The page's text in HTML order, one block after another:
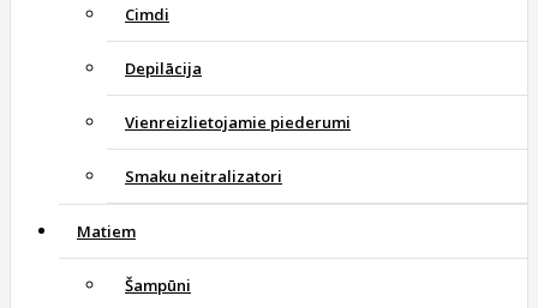
Cimdi
Depilācija
Vienreizlietojamie piederumi
Smaku neitralizatori
Matiem
Šampūni